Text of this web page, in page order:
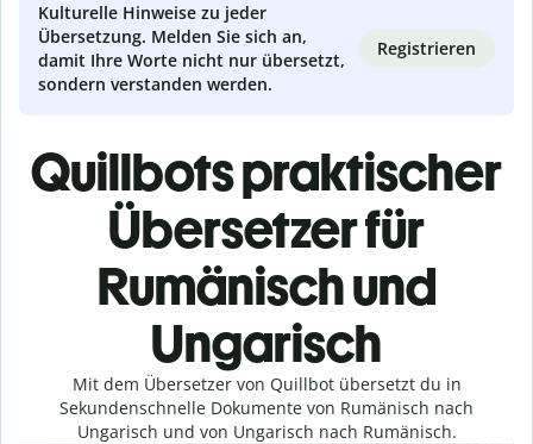
Kulturelle Hinweise zu jeder
Übersetzung. Melden Sie sich an,
damit Ihre Worte nicht nur übersetzt,
sondern verstanden werden.
Registrieren
Quillbots praktischer
Übersetzer für
Rumänisch und
Ungarisch
Mit dem Übersetzer von Quillbot übersetzt du in
Sekundenschnelle Dokumente von Rumänisch nach
Ungarisch und von Ungarisch nach Rumänisch.